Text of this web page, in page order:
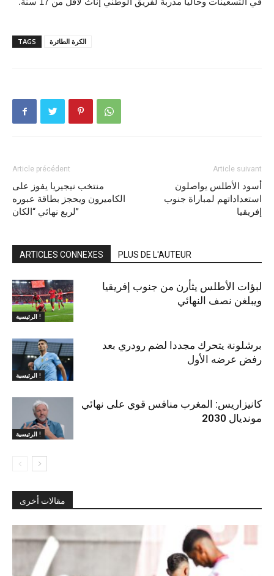
TAGS الكرة الطائرة
Article précédent
منتخب نيجيريا يفوز على
الكاميرون ويحجز بطاقة عبوره
لربع نهائي “الكان”
Article suivant
أسود الأطلس يواصلون
استعداداتهم لمباراة جنوب
إفريقيا
ARTICLES CONNEXES PLUS DE L'AUTEUR
الرئيسية !
لبؤات الأطلس يثأرن من جنوب إفريقيا
ويبلغن نصف النهائي
الرئيسية !
برشلونة يتحرك مجددا لضم رودري بعد
رفض عرضه الأول
الرئيسية !
كانيزاريس: المغرب منافس قوي على نهائي
مونديال 2030
مقالات أخرى